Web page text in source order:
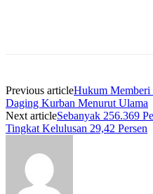
Previous articleHukum Memberi
Daging Kurban Menurut Ulama
Next articleSebanyak 256.369
Tingkat Kelulusan 29,42 Persen